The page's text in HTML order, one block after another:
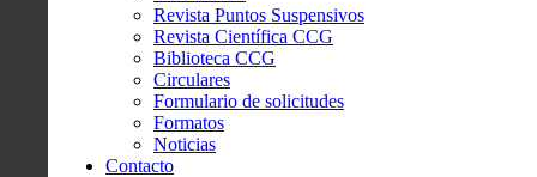
Revista Puntos Suspensivos
Revista Científica CCG
Biblioteca CCG
Circulares
Formulario de solicitudes
Formatos
Noticias
Contacto